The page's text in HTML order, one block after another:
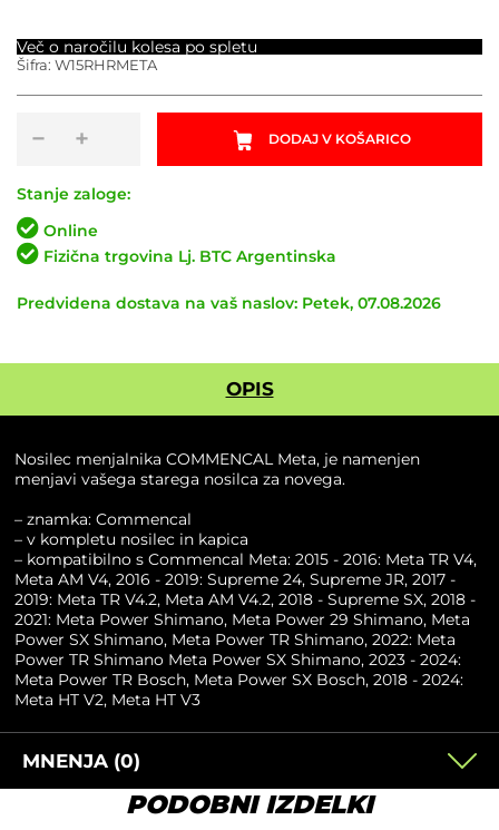
−
menjalnika
Meta
količina
+ DODAJ V KOŠARICO
Šifra: W15RHRMETA
Več o naročilu kolesa po spletu
Stanje zaloge:
Online
Fizična trgovina Lj. BTC Argentinska
Predvidena dostava na vaš naslov: Petek, 07.08.2026
OPIS
Nosilec menjalnika COMMENCAL Meta, je namenjen
menjavi vašega starega nosilca za novega.
– znamka: Commencal
– v kompletu nosilec in kapica
– kompatibilno s Commencal Meta: 2015 - 2016: Meta TR V4,
Meta AM V4, 2016 - 2019: Supreme 24, Supreme JR, 2017 -
2019: Meta TR V4.2, Meta AM V4.2, 2018 - Supreme SX, 2018 -
2021: Meta Power Shimano, Meta Power 29 Shimano, Meta
Power SX Shimano, Meta Power TR Shimano, 2022: Meta
Power TR Shimano Meta Power SX Shimano, 2023 - 2024:
Meta Power TR Bosch, Meta Power SX Bosch, 2018 - 2024:
Meta HT V2, Meta HT V3
MNENJA (0)
PODOBNI IZDELKI